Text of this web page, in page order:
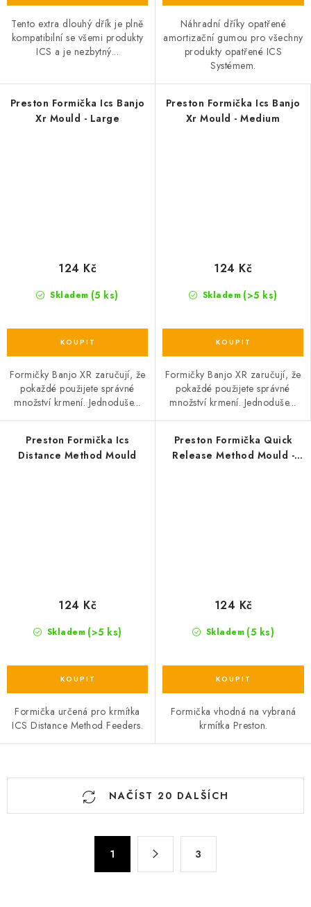
Tento extra dlouhý dřík je plně
kompatibilní se všemi produkty
ICS a je nezbytný...
Náhradní dříky opatřené
amortizační gumou pro všechny
produkty opatřené ICS
Systémem.
Preston Formička Ics Banjo
Xr Mould - Large
Skladem (5 ks)
124 Kč
Formičky Banjo XR zaručují, že
pokaždé použijete správné
množství krmení. Jednoduše...
Preston Formička Ics Banjo
Xr Mould - Medium
Skladem (>5 ks)
124 Kč
Formičky Banjo XR zaručují, že
pokaždé použijete správné
množství krmení. Jednoduše...
Preston Formička Ics
Distance Method Mould
Skladem (>5 ks)
124 Kč
Formička určená pro krmítka
ICS Distance Method Feeders.
Preston Formička Quick
Release Method Mould -
Skladem (5 ks)
124 Kč
Formička vhodná na vybraná
krmítka Preston.
NAČÍST 20 DALŠÍCH
1 3